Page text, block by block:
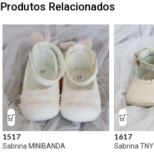
Produtos Relacionados
1517
Sabrina MINIBANDA
1617
Sabrina TNY